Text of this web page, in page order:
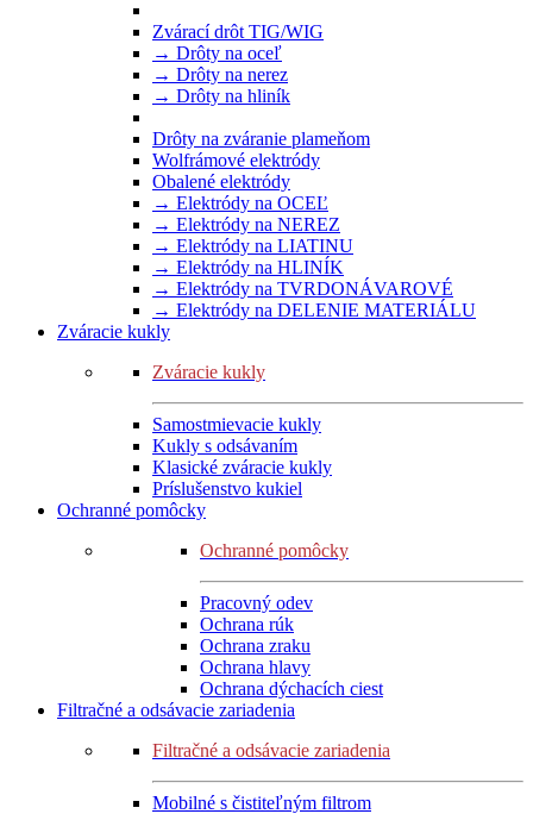
Zvárací drôt TIG/WIG
→ Drôty na oceľ
→ Drôty na nerez
→ Drôty na hliník
Drôty na zváranie plameňom
Wolfrámové elektródy
Obalené elektródy
→ Elektródy na OCEĽ
→ Elektródy na NEREZ
→ Elektródy na LIATINU
→ Elektródy na HLINÍK
→ Elektródy na TVRDONÁVAROVÉ
→ Elektródy na DELENIE MATERIÁLU
Zváracie kukly
Zváracie kukly
Samostmievacie kukly
Kukly s odsávaním
Klasické zváracie kukly
Príslušenstvo kukiel
Ochranné pomôcky
Ochranné pomôcky
Pracovný odev
Ochrana rúk
Ochrana zraku
Ochrana hlavy
Ochrana dýchacích ciest
Filtračné a odsávacie zariadenia
Filtračné a odsávacie zariadenia
Mobilné s čistiteľným filtrom